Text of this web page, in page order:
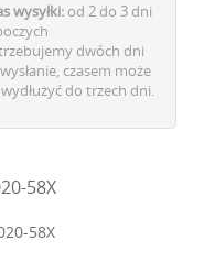
wysyłki: od 2 do 3 dni
dwóch dni
czasem może
do trzech dni.
58X
58X